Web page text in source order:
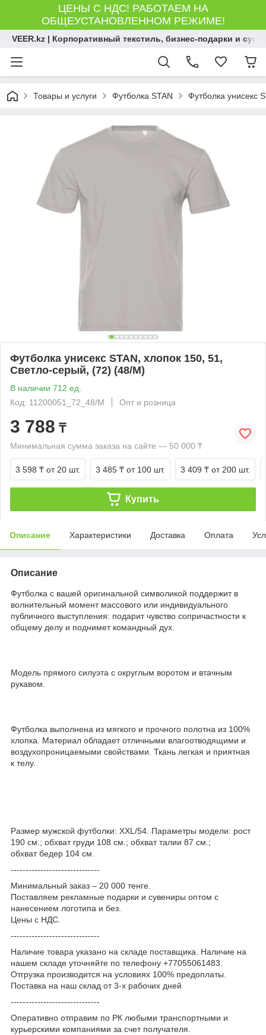
ЦЕНЫ С НДС! РАБОТАЕМ НА
ОБЩЕУСТАНОВЛЕННОМ РЕЖИМЕ!
VEER.kz | Корпоративный текстиль, бизнес-подарки и
Товары и услуги Футболка STAN Футболка унисекс
Футболка унисекс STAN, хлопок 150, 51,
Светло-серый, (72) (48/M)
В наличии 712 ед.
Код: 11200051_72_48/M
Опт и розница
3 788 ₸
Минимальная сумма заказа на сайте — 50 000 ₸
3 598 ₸ от 20 шт. 3 485 ₸ от 100 шт. 3 409 ₸ от 200 шт.
Купить
Описание Характеристики Доставка Оплата
Описание
Футболка с вашей оригинальной символикой поддержит в
волнительный момент массового или индивидуального
публичного выступления: подарит чувство сопричастности к
общему делу и поднимет командный дух.
Модель прямого силуэта с округлым воротом и втачным
рукавом.
Футболка выполнена из мягкого и прочного полотна из 100%
хлопка. Материал обладает отличными влагоотводящими и
воздухопроницаемыми свойствами. Ткань легкая и приятная
к телу.
Размер мужской футболки: XXL/54. Параметры модели: рост
190 см.; обхват груди 108 см.; обхват талии 87 см.;
обхват бедер 104 см.
------------------------------
Минимальный заказ – 20 000 тенге.
Поставляем рекламные подарки и сувениры оптом с
нанесением логотипа и без.
Цены с НДС.
------------------------------
Наличие товара указано на складе поставщика. Наличие на
нашем складе уточняйте по телефону +77055061483.
Отгрузка производится на условиях 100% предоплаты.
Поставка на наш склад от 3-x рабочих дней
------------------------------
Оперативно отправим по РК любыми транспортными и
курьерскими компаниями за счет получателя.